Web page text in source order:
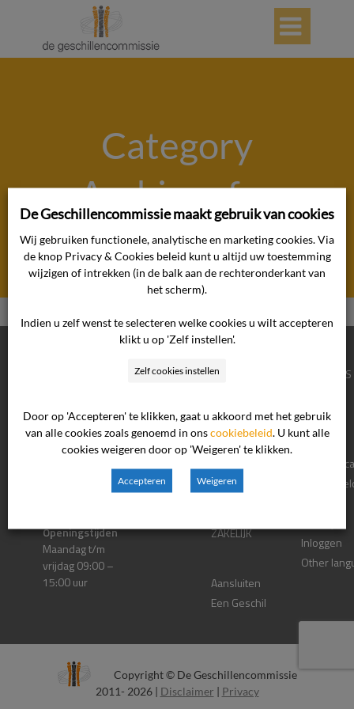

Category
Archives for
"Algemeen"
CONTACTGEGEVEN
Postbus 90600
2509 LP Den Haag
Bordewijklaan 46
Openingstijden
Maandag t/m
vrijdag 09:00 –
15:00 uur
CONSUMENTEN
Klacht Indienen
Procesinformatie
Uitspraken
ZAKELIJK
Aansluiten
Een Geschil
OVER ONS
Nieuws
Inloggen
Other
Copyright © De Geschillencommissie
2011- 2026 | Disclaimer | Privacy
De Geschillencommissie maakt gebruik van cookies
Wij gebruiken functionele, analytische en marketing cookies. Via
de knop Privacy & Cookies beleid kunt u altijd uw toestemming
wijzigen of intrekken (in de balk aan de rechteronderkant van
het scherm).
Indien u zelf wenst te selecteren welke cookies u wilt accepteren
klikt u op 'Zelf instellen'.
Zelf cookies instellen
Door op 'Accepteren' te klikken, gaat u akkoord met het gebruik
van alle cookies zoals genoemd in onscookiebeleid . U kunt alle
cookies weigeren door op 'Weigeren' te klikken.
Accepteren Weigeren